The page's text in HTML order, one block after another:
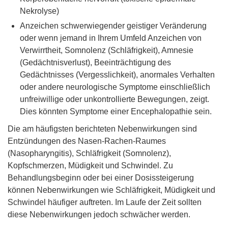
Nekrolyse)
Anzeichen schwerwiegender geistiger Veränderung
oder wenn jemand in Ihrem Umfeld Anzeichen von
Verwirrtheit, Somnolenz (Schläfrigkeit), Amnesie
(Gedächtnisverlust), Beeinträchtigung des
Gedächtnisses (Vergesslichkeit), anormales Verhalten
oder andere neurologische Symptome einschließlich
unfreiwillige oder unkontrollierte Bewegungen, zeigt.
Dies könnten Symptome einer Encephalopathie sein.
Die am häufigsten berichteten Nebenwirkungen sind
Entzündungen des Nasen-Rachen-Raumes
(Nasopharyngitis), Schläfrigkeit (Somnolenz),
Kopfschmerzen, Müdigkeit und Schwindel. Zu
Behandlungsbeginn oder bei einer Dosissteigerung
können Nebenwirkungen wie Schläfrigkeit, Müdigkeit und
Schwindel häufiger auftreten. Im Laufe der Zeit sollten
diese Nebenwirkungen jedoch schwächer werden.